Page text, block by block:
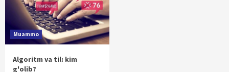
Muammo
Algoritm va til: kim
g'olib?